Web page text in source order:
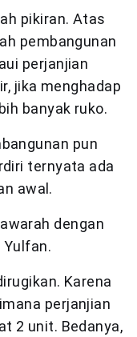
pikiran. Atas
pembangunan
perjanjian
jika menghadap
banyak ruko.
pun
ternyata ada
awal.
dengan
Yulfan.
Karena
perjanjian
2 unit. Bedanya,